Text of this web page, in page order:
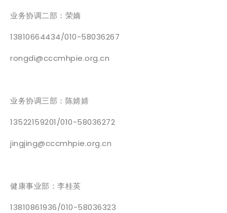
业务协调二部：荣嫡
13810664434/010-58036267
rongdi@cccmhpie.org.cn
业务协调三部：陈婧婧
13522159201/010-58036272
jingjing@cccmhpie.org.cn
健康事业部：李桂英
13810861936/010-58036323